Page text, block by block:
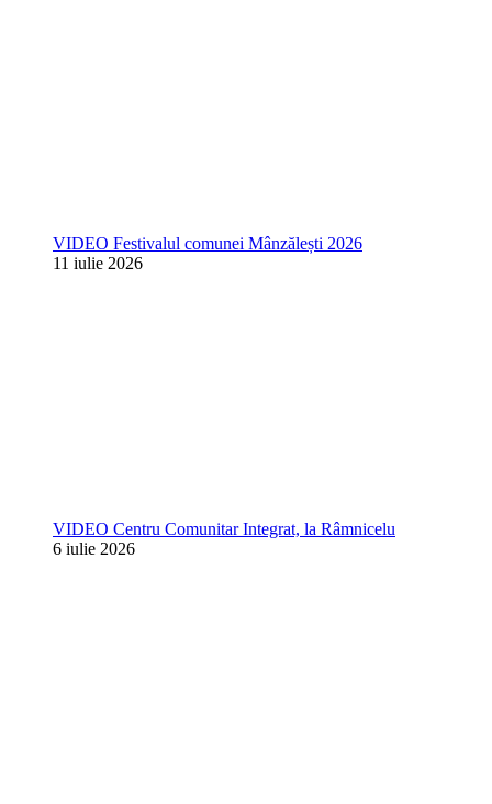
VIDEO Festivalul comunei Mânzălești 2026
11 iulie 2026
VIDEO Centru Comunitar Integrat, la Râmnicelu
6 iulie 2026